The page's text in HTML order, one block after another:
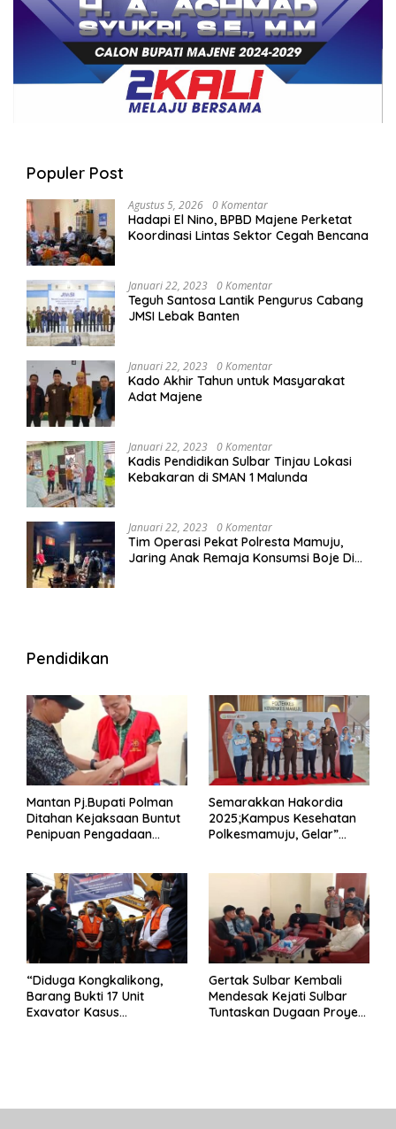
Populer Post
Agustus 5, 2026 0 Komentar
Hadapi El Nino, BPBD Majene Perketat
Koordinasi Lintas Sektor Cegah Bencana
Januari 22, 2023 0 Komentar
Teguh Santosa Lantik Pengurus Cabang
JMSI Lebak Banten
Januari 22, 2023 0 Komentar
Kado Akhir Tahun untuk Masyarakat
Adat Majene
Januari 22, 2023 0 Komentar
Kadis Pendidikan Sulbar Tinjau Lokasi
Kebakaran di SMAN 1 Malunda
Januari 22, 2023 0 Komentar
Tim Operasi Pekat Polresta Mamuju,
Jaring Anak Remaja Konsumsi Boje Di
Pendidikan
Mantan Pj.Bupati Polman
Ditahan Kejaksaan Buntut
Penipuan Pengadaan
Semarakkan Hakordia
2025;Kampus Kesehatan
Polkesmamuju, Gelar”
“Diduga Kongkalikong,
Barang Bukti 17 Unit
Exavator Kasus
Gertak Sulbar Kembali
Mendesak Kejati Sulbar
Tuntaskan Dugaan Proyek